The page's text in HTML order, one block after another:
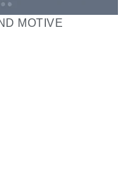
MOTIVE